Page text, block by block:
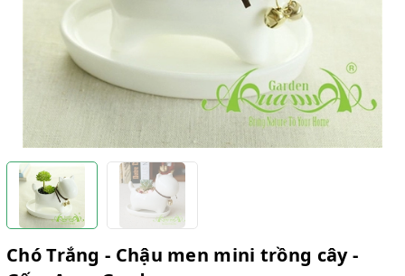
Chó Trắng - Chậu men mini trồng cây -